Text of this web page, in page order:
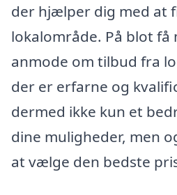
der hjælper dig med at
lokalområde. På blot
anmode om tilbud fra
der er erfarne og
dermed ikke kun et
dine muligheder, men
at vælge den bedste